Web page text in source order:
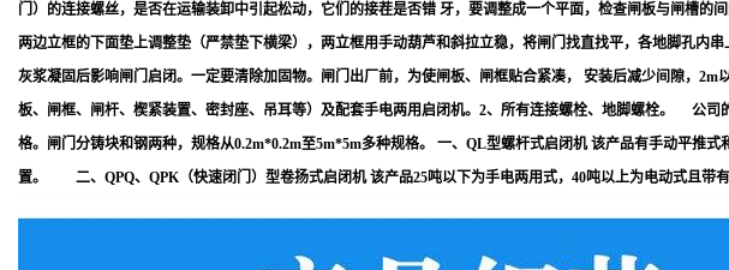
门）的连接螺丝，是否在运输装卸中引起松动，它们的接茬是否错 牙，要调整成一个平面，检查闸板与闸槽
两边立框的下面垫上调整垫（严禁垫下横梁），两立框用手动葫芦和斜拉立稳，将闸门找直找平，各地脚孔
灰浆凝固后影响闸门启闭。一定要清除加固物。闸门出厂前，为使闸板、闸框贴合紧凑， 安装后减少间隙，
板、闸框、闸杆、楔紧装置、密封座、吊耳等）及配套手电两用启闭机。2、所有连接螺栓、地脚螺栓。 公
格。闸门分铸块和钢两种，规格从0.2m*0.2m至5m*5m多种规格。 一、QL型螺杆式启闭机 该产品有手动平推
置。 二、QPQ、QPK（快速闭门）型卷扬式启闭机 该产品25吨以下为手电两用式，40吨以上为电动式且带